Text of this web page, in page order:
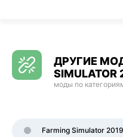
ДРУГИЕ
SIMULATOR
моды по
Farming Simulator 2019